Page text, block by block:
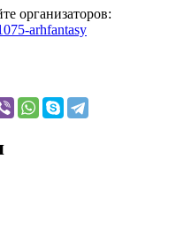
организаторов:
arhfantasy